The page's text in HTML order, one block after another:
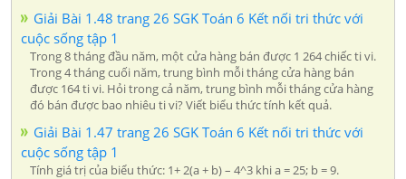
Giải Bài 1.48 trang 26 SGK Toán 6 Kết nối tri thức với
cuộc sống tập 1
Trong 8 tháng đầu năm, một cửa hàng bán được 1 264 chiếc ti vi.
Trong 4 tháng cuối năm, trung bình mỗi tháng cửa hàng bán
được 164 ti vi. Hỏi trong cả năm, trung bình mỗi tháng cửa hàng
đó bán được bao nhiêu ti vi? Viết biểu thức tính kết quả.
Giải Bài 1.47 trang 26 SGK Toán 6 Kết nối tri thức với
cuộc sống tập 1
Tính giá trị của biểu thức: 1+ 2(a + b) – 4^3 khi a = 25; b = 9.